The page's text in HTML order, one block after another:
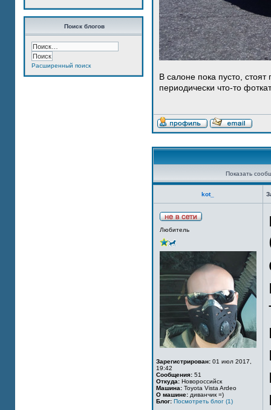
Поиск блогов
Расширенный поиск
В салоне пока пусто,
периодически что-то
Показать
kot_
Любитель
Зарегистрирован: 01 июл 2017,
19:42
Сообщения: 51
Откуда: Новороссийск
Машина: Toyota Vista Ardeo
О машине: диванчик =)
Блог: Посмотреть блог (1)